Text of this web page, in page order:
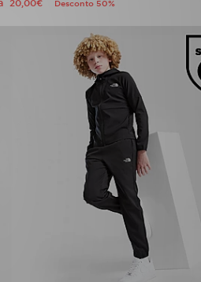
20,00€ Desconto 50%